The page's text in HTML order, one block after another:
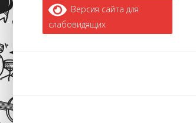
Версия сайта для
слабовидящих